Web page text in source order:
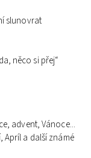
slunovrat
něco si přej“
advent, Vánoce...
Apríl a další známé